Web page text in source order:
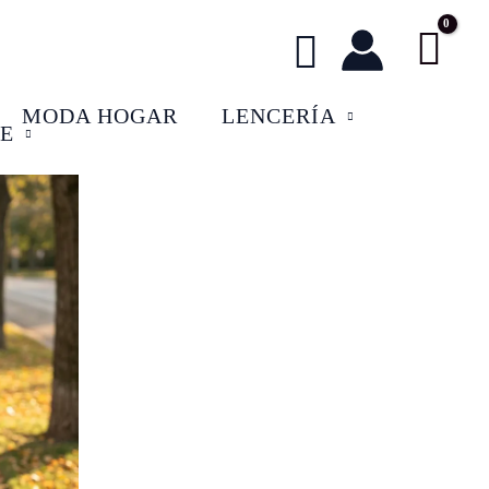
Buscar
MODA HOGAR LENCERÍA